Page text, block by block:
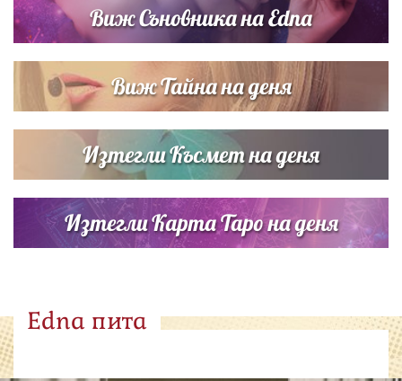
Виж Съновника на Edna
Виж Тайна на деня
Изтегли Късмет на деня
Изтегли Карта Таро на деня
Edna пита